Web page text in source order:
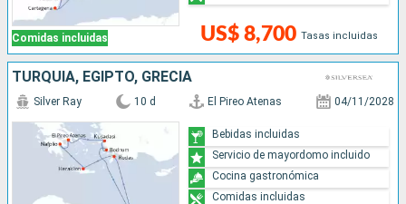
Comidas incluidas US$ 8,700 Tasas incluidas
TURQUÍA, EGIPTO, GRECIA
Silver Ray 10 d El Pireo Atenas 04/11/2028
Bebidas incluidas
Servicio de mayordomo incluido
Cocina gastronómica
Comidas incluidas